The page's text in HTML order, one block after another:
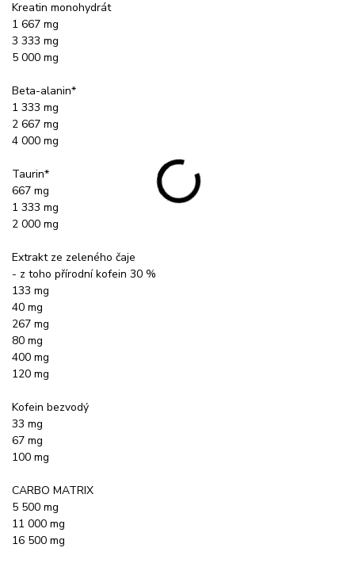
Kreatin monohydrát
1 667 mg
3 333 mg
5 000 mg
Beta-alanin*
1 333 mg
2 667 mg
4 000 mg
Taurin*
667 mg
1 333 mg
2 000 mg
Extrakt ze zeleného čaje
- z toho přírodní kofein 30 %
133 mg
40 mg
267 mg
80 mg
400 mg
120 mg
Kofein bezvodý
33 mg
67 mg
100 mg
CARBO MATRIX
5 500 mg
11 000 mg
16 500 mg